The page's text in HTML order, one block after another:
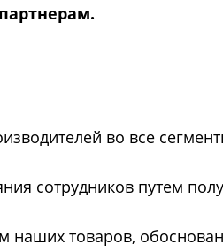
во все
сотрудников путем
наших товаров,